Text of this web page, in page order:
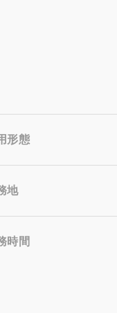
形態
地
時間